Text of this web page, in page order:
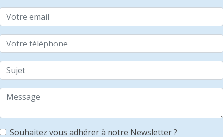
Souhaitez vous adhérer à notre Newsletter ?